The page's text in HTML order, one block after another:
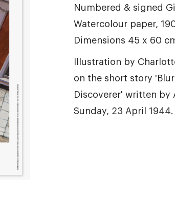
Numbered & signed
Watercolour paper,
Dimensions 45 x 60
Illustration by
on the short story
Discoverer' written by
Sunday, 23 April 1944.